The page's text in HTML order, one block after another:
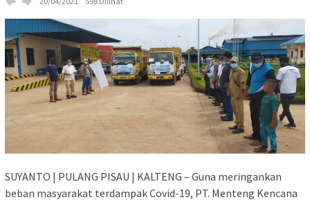
SUYANTO | PULANG PISAU | KALTENG – Guna meringankan
beban masyarakat terdampak Covid-19, PT. Menteng Kencana